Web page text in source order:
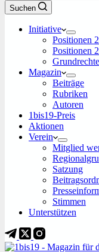
Suchen
Initiative
Positionen
Positionen
Grundrechte
Magazin
Beiträge
Rubriken
Autoren
1bis19-Preis
Aktionen
Verein
Mitglied
Satzung
Stimmen
Unterstützen